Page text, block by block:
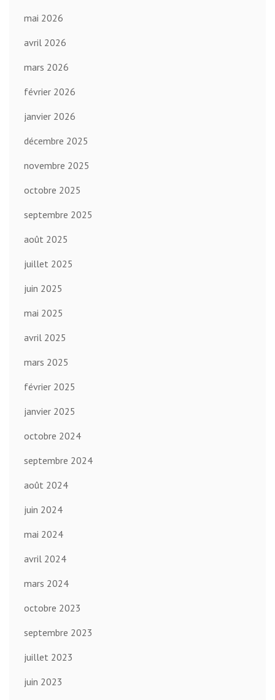
mai 2026
avril 2026
mars 2026
février 2026
janvier 2026
décembre 2025
novembre 2025
octobre 2025
septembre 2025
août 2025
juillet 2025
juin 2025
mai 2025
avril 2025
mars 2025
février 2025
janvier 2025
octobre 2024
septembre 2024
août 2024
juin 2024
mai 2024
avril 2024
mars 2024
octobre 2023
septembre 2023
juillet 2023
juin 2023